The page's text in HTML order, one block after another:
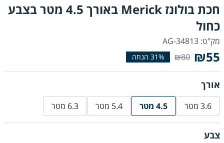
חכת בולונז Merick באורך 4.5 מטר בצבע
כחול
מק"ט: AG-34813
₪55
₪80
אורך
3.6 מטר 4.5 מטר 5.4 מטר 6.3 מטר
צבע